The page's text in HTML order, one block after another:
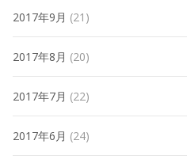
2017年9月 (21)
2017年8月 (20)
2017年7月 (22)
2017年6月 (24)